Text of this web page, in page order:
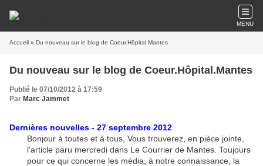
MENU
Accueil » Du nouveau sur le blog de Coeur.Hôpital.Mantes
Du nouveau sur le blog de Coeur.Hôpital.Mantes
Publié le 07/10/2012 à 17:59
Par Marc Jammet
Dernières nouvelles - 27 septembre 2012
Bonjour à toutes et à tous, Vous trouverez, en pièce jointe,
l'article paru mercredi dans Le Courrier de Mantes. Toujours
pour ce qui concerne les média, à notre connaissance, la